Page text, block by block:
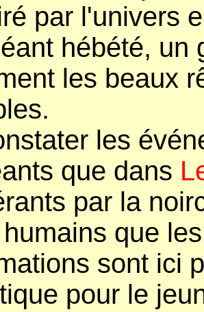
par l'univers
hébété, un
les beaux
les
que dans
par la
que
sont ici
pour le